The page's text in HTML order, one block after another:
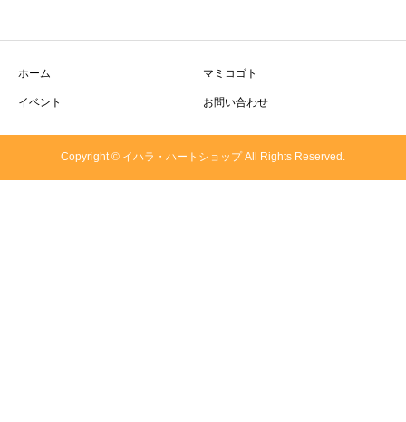
ホーム マミコゴト
イベント お問い合わせ
Copyright © イハラ・ハートショップ All Rights Reserved.